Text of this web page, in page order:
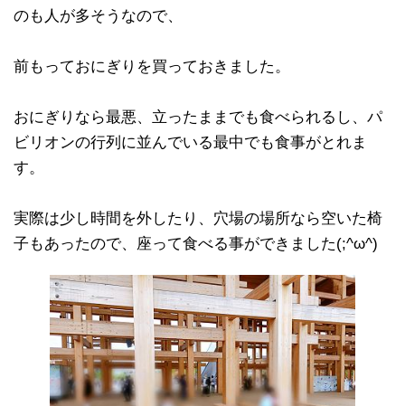
のも人が多そうなので、
前もっておにぎりを買っておきました。
おにぎりなら最悪、立ったままでも食べられるし、パ
ビリオンの行列に並んでいる最中でも食事がとれま
す。
実際は少し時間を外したり、穴場の場所なら空いた椅
子もあったので、座って食べる事ができました(;^ω^)